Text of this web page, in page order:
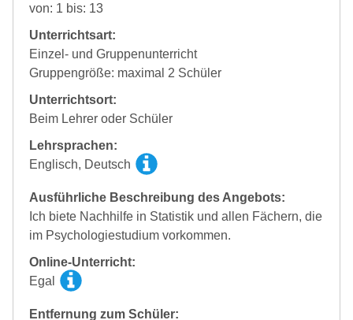
von: 1 bis: 13
Unterrichtsart:
Einzel- und Gruppenunterricht
Gruppengröße: maximal 2 Schüler
Unterrichtsort:
Beim Lehrer oder Schüler
Lehrsprachen:
Englisch, Deutsch
Ausführliche Beschreibung des Angebots:
Ich biete Nachhilfe in Statistik und allen Fächern, die
im Psychologiestudium vorkommen.
Online-Unterricht:
Egal
Entfernung zum Schüler: